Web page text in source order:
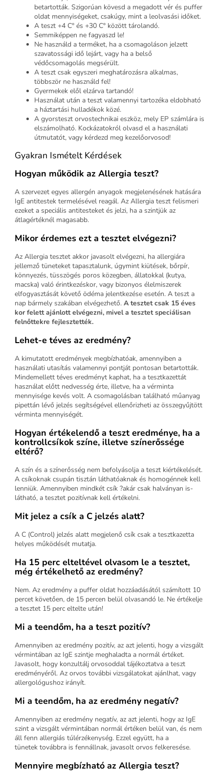
betartották. Szigorúan kövesd a megadott vér és puffer
oldat mennyiségeket, csakúgy, mint a leolvasási időket.
A teszt +4 C° és +30 C° között tárolandó.
Semmiképpen ne fagyaszd le!
Ne használd a terméket, ha a csomagoláson jelzett
szavatossági idő lejárt, vagy ha a belső
védőcsomagolás megsérült.
A teszt csak egyszeri meghatározásra alkalmas,
többször ne használd fel!
Gyermekek elől elzárva tartandó!
Használat után a teszt valamennyi tartozéka eldobható
a háztartási hulladékok közé.
A gyorsteszt orvostechnikai eszköz, mely EP számlára is
elszámolható. Kockázatokról olvasd el a használati
útmutatót, vagy kérdezd meg kezelőorvosod!
Gyakran Ismételt Kérdések
Hogyan működik az Allergia teszt?
A szervezet egyes allergén anyagok megjelenésének hatására
IgE antitestek termelésével reagál. Az Allergia teszt felismeri
ezeket a speciális antitesteket és jelzi, ha a szintjük az
átlagértéknél magasabb.
Mikor érdemes ezt a tesztet elvégezni?
Az Allergia tesztet akkor javasolt elvégezni, ha allergiára
jellemző tüneteket tapasztalunk, úgymint kiütések, bőrpír,
könnyezés, tüsszögés poros közegben, állatokkal (kutya,
macska) való érintkezéskor, vagy bizonyos élelmiszerek
elfogyasztását követő ödéma jelentkezése esetén. A teszt a
nap bármely szakában elvégezhető. A tesztet csak 15 éves
kor felett ajánlott elvégezni, mivel a tesztet speciálisan
felnőttekre fejlesztették.
Lehet-e téves az eredmény?
A kimutatott eredmények megbízhatóak, amennyiben a
használati utasítás valamennyi pontját pontosan betartották.
Mindemellett téves eredményt kaphat, ha a tesztkazettát
használat előtt nedvesség érte, illetve, ha a vérminta
mennyisége kevés volt. A csomagolásban található műanyag
pipettán lévő jelzés segítségével ellenőrizheti az összegyűjtött
vérminta mennyiségét.
Hogyan értékelendő a teszt eredménye, ha a
kontrollcsíkok színe, illetve színerőssége
eltérő?
A szín és a színerősség nem befolyásolja a teszt kiértékelését.
A csíkoknak csupán tisztán láthatóaknak és homogénnek kell
lenniük. Amennyiben mindkét csík ?akár csak halványan is-
látható, a tesztet pozitívnak kell értékelni.
Mit jelez a csík a C jelzés alatt?
A C (Control) jelzés alatt megjelenő csík csak a tesztkazetta
helyes működését mutatja.
Ha 15 perc elteltével olvasom le a tesztet,
még értékelhető az eredmény?
Nem. Az eredmény a puffer oldat hozzáadásától számított 10
percet követően, de 15 percen belül olvasandó le. Ne értékelje
a tesztet 15 perc eltelte után!
Mi a teendőm, ha a teszt pozitív?
Amennyiben az eredmény pozitív, az azt jelenti, hogy a vizsgált
vérmintában az IgE szintje meghaladta a normál értéket.
Javasolt, hogy konzultálj orvosoddal tájékoztatva a teszt
eredményéről. Az orvos további vizsgálatokat ajánlhat, vagy
allergológushoz irányít.
Mi a teendőm, ha az eredmény negatív?
Amennyiben az eredmény negatív, az azt jelenti, hogy az IgE
szint a vizsgált vérmintában normál értéken belül van, és nem
áll fenn allergiás túlérzékenység. Ezzel együtt, ha a
tünetek továbbra is fennállnak, javasolt orvos felkeresése.
Mennyire megbízható az Allergia teszt?